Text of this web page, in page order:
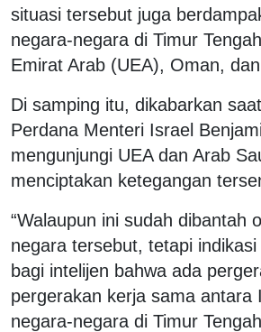
situasi tersebut juga
negara-negara di Timur
Emirat Arab (UEA), Oman,
Di samping itu, dikabarkan
Perdana Menteri Israel
mengunjungi UEA dan Arab
menciptakan ketegangan
“Walaupun ini sudah dibantah
negara tersebut, tetapi
bagi intelijen bahwa ada
pergerakan kerja sama antara
negara-negara di Timur